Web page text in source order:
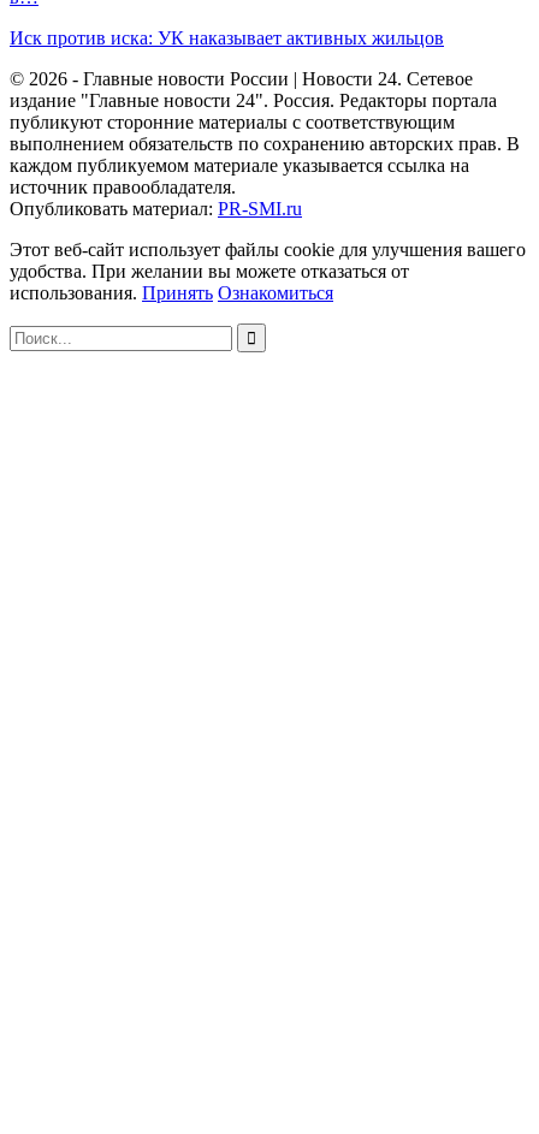
Иск против иска: УК наказывает активных жильцов
© 2026 - Главные новости России | Новости 24. Сетевое
издание "Главные новости 24". Россия. Редакторы портала
публикуют сторонние материалы с соответствующим
выполнением обязательств по сохранению авторских прав. В
каждом публикуемом материале указывается ссылка на
источник правообладателя.
Опубликовать материал: PR-SMI.ru
Этот веб-сайт использует файлы cookie для улучшения вашего
удобства. При желании вы можете отказаться от
использования. Принять Ознакомиться